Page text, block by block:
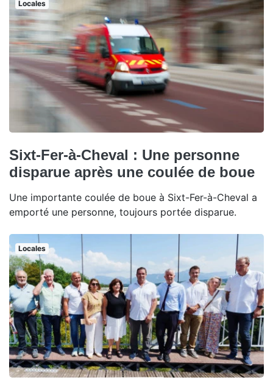
Locales
Sixt-Fer-à-Cheval : Une personne
disparue après une coulée de boue
Une importante coulée de boue à Sixt-Fer-à-Cheval a
emporté une personne, toujours portée disparue.
Locales